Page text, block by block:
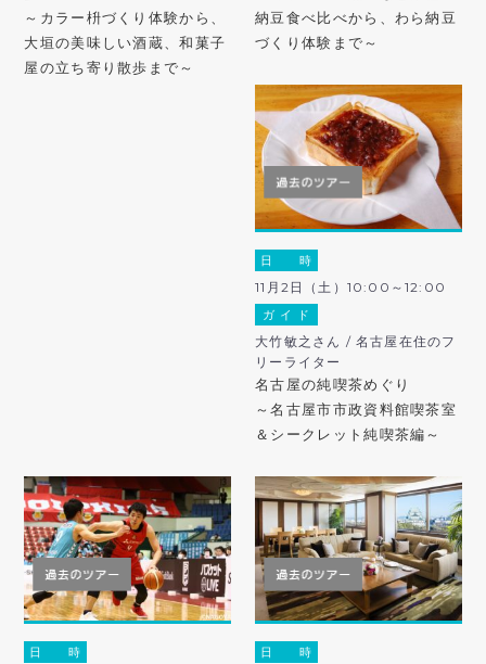
～カラー枡づくり体験から、
大垣の美味しい酒蔵、和菓子
屋の立ち寄り散歩まで～
納豆食べ比べから、わら納豆
づくり体験まで～
日 時
11月2日（土）10:00～12:00
ガ イ ド
大竹敏之さん / 名古屋在住のフ
リーライター
名古屋の純喫茶めぐり
～名古屋市市政資料館喫茶室
＆シークレット純喫茶編～
日 時 日 時